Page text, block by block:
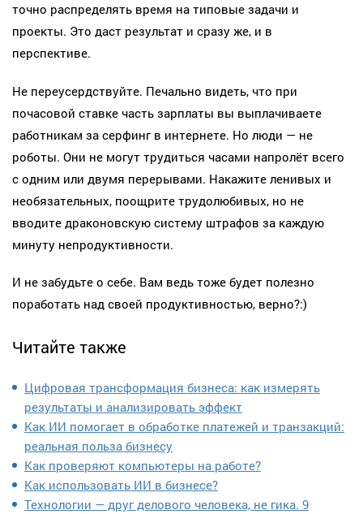
точно распределять время на типовые задачи и
проекты. Это даст результат и сразу же, и в
перспективе.
Не переусердствуйте. Печально видеть, что при
почасовой ставке часть зарплаты вы выплачиваете
работникам за серфинг в интернете. Но люди — не
роботы. Они не могут трудиться часами напролёт всего
с одним или двумя перерывами. Накажите ленивых и
необязательных, поощрите трудолюбивых, но не
вводите драконовскую систему штрафов за каждую
минуту непродуктивности.
И не забудьте о себе. Вам ведь тоже будет полезно
поработать над своей продуктивностью, верно?:)
Читайте также
Цифровая трансформация бизнеса: как измерять
результаты и анализировать эффект
Как ИИ помогает в обработке платежей и транзакций:
реальная польза бизнесу
Как проверяют компьютеры на работе?
Как использовать ИИ в бизнесе?
Технологии — друг делового человека, не гика. 9